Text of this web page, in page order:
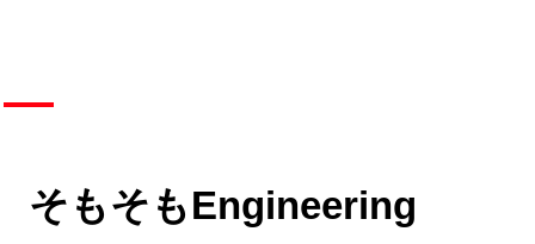
そもそもEngineering